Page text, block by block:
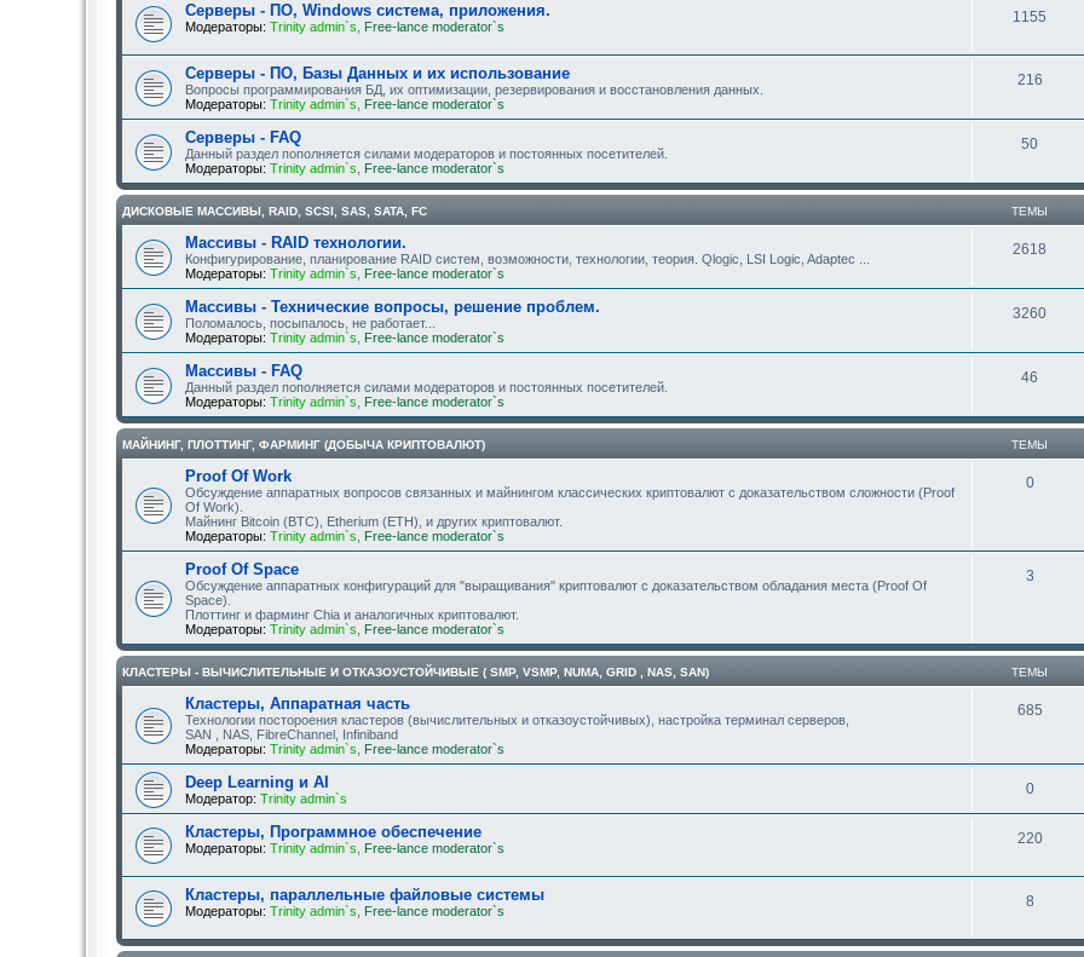
Серверы - ПО, Windows система, приложения.
Модераторы: Trinity admin`s Free-lance moderator`s
1155
Серверы - ПО, Базы Данных и их использование
Вопросы программирования БД, их оптимизации, резервирования и восстановления данных.
Модераторы: Trinity admin`s Free-lance moderator`s
216
Серверы - FAQ
Данный раздел пополняется силами модераторов и постоянных посетителей.
Модераторы: Trinity admin`s Free-lance moderator`s
50
ДИСКОВЫЕ МАССИВЫ, RAID, SCSI, SAS, SATA, FC ТЕМЫ
Массивы - RAID технологии.
Конфигурирование, планирование RAID систем, возможности, технологии, теория. Qlogic, LSI Logic, Adaptec ...
Модераторы: Trinity admin`s Free-lance moderator`s
2618
Массивы - Технические вопросы, решение проблем.
Поломалось, посыпалось, не работает...
Модераторы: Trinity admin`s Free-lance moderator`s
3260
Массивы - FAQ
Данный раздел пополняется силами модераторов и постоянных посетителей.
Модераторы: Trinity admin`s Free-lance moderator`s
46
МАЙНИНГ, ПЛОТТИНГ, ФАРМИНГ (ДОБЫЧА КРИПТОВАЛЮТ) ТЕМЫ
Proof Of Work
Обсуждение аппаратных вопросов связанных и майнингом классических криптовалют с доказательством сложности (Proof
Of Work).
Майнинг Bitcoin (BTC), Etherium (ETH), и других криптовалют.
Модераторы: Trinity admin`s Free-lance moderator`s
0
Proof Of Space
Обсуждение аппаратных конфигураций для "выращивания" криптовалют с доказательством обладания места (Proof Of
Space).
Плоттинг и фарминг Chia и аналогичных криптовалют.
Модераторы: Trinity admin`s Free-lance moderator`s
3
КЛАСТЕРЫ - ВЫЧИСЛИТЕЛЬНЫЕ И ОТКАЗОУСТОЙЧИВЫЕ ( SMP, VSMP, NUMA, GRID , NAS, SAN) ТЕМЫ
Кластеры, Аппаратная часть
Технологии постороения кластеров (вычислительных и отказоустойчивых), настройка терминал серверов,
SAN , NAS, FibreChannel, Infiniband
Модераторы: Trinity admin`s Free-lance moderator`s
685
Deep Learning и AI
Модератор: Trinity admin`s
0
Кластеры, Программное обеспечение
Модераторы: Trinity admin`s Free-lance moderator`s
220
Кластеры, параллельные файловые системы
Модераторы: Trinity admin`s Free-lance moderator`s
8